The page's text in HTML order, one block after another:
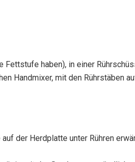
Fettstufe haben), in einer
Handmixer, mit den Rührstäben
der Herdplatte unter Rühren